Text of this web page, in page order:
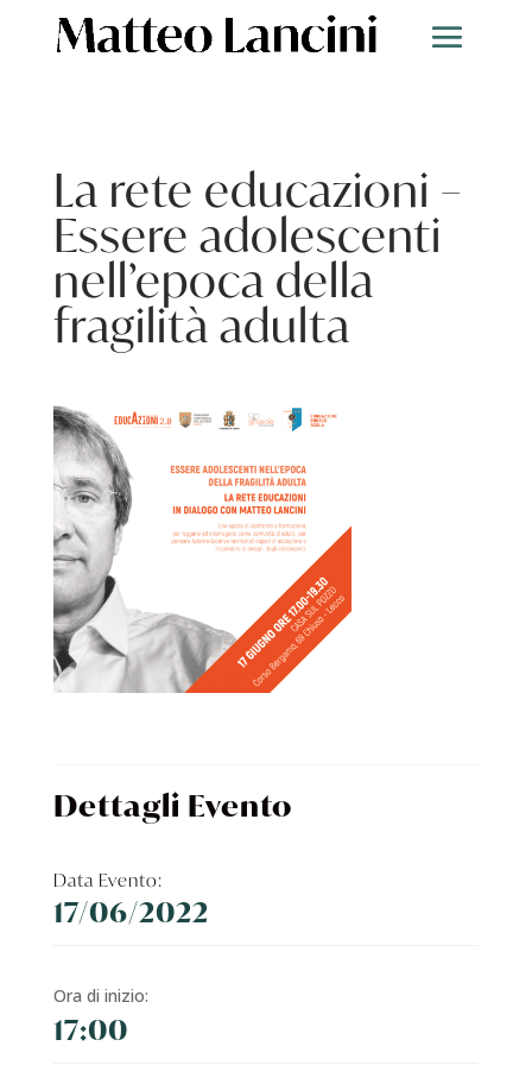
La rete educazioni –
Essere adolescenti
nell’epoca della
fragilità adulta
Dettagli Evento
Data Evento:
17/06/2022
Ora di inizio:
17:00